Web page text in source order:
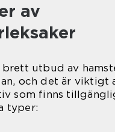
av
utbud av
och det är viktigt
som finns
typer: